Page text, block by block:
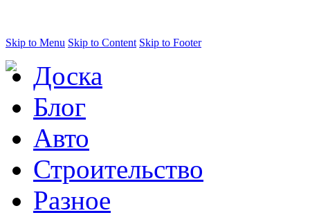
Skip to Menu Skip to Content Skip to Footer
Доска
Блог
Авто
Строительство
Разное